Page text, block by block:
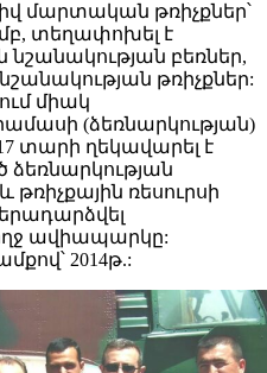
մարտական թռիչքներ՝
տեղափոխել է
բեռներ,
թռիչքներ:
միակ
(ձեռնարկության)
տարի ղեկավարել է
ձեռնարկության
թռիչքային ռեսուրսի
ավիապարկը:
2014թ.: